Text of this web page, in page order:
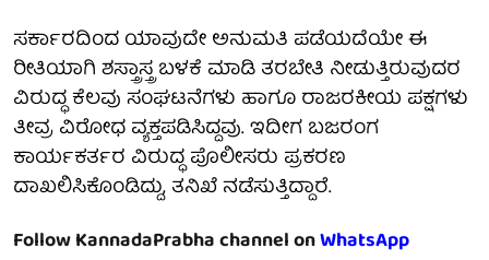
ಸರ್ಕಾರದಿಂದ ಯಾವುದೇ ಅನುಮತಿ ಪಡೆಯದೆಯೇ ಈ
ರೀತಿಯಾಗಿ ಶಸ್ತ್ರಾಸ್ತ್ರ ಬಳಕೆ ಮಾಡಿ ತರಬೇತಿ ನೀಡುತ್ತಿರುವುದರ
ವಿರುದ್ಧ ಕೆಲವು ಸಂಘಟನೆಗಳು ಹಾಗೂ ರಾಜರಕೀಯ ಪಕ್ಷಗಳು
ತೀವ್ರ ವಿರೋಧ ವ್ಯಕ್ತಪಡಿಸಿದ್ದವು. ಇದೀಗ ಬಜರಂಗ
ಕಾರ್ಯಕರ್ತರ ವಿರುದ್ಧ ಪೊಲೀಸರು ಪ್ರಕರಣ
ದಾಖಲಿಸಿಕೊಂಡಿದ್ದು, ತನಿಖೆ ನಡೆಸುತ್ತಿದ್ದಾರೆ.
Follow KannadaPrabha channel onWhatsApp